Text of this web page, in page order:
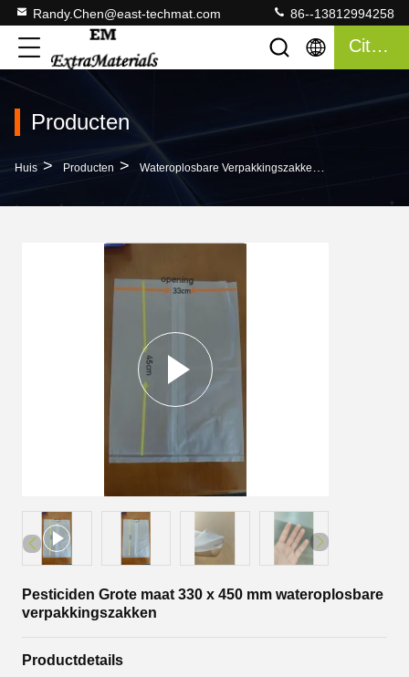
Randy.Chen@east-techmat.com 86--13812994258
Citaat
Producten
Huis > Producten > Wateroplosbare Verpakkingszakken
Pesticiden Grote maat 330 x 450 mm wateroplosbare
verpakkingszakken
Productdetails